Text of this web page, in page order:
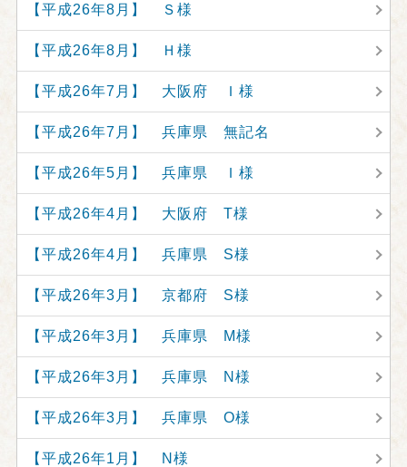
【平成26年8月】 Ｓ様
【平成26年8月】 Ｈ様
【平成26年7月】 大阪府 Ｉ様
【平成26年7月】 兵庫県 無記名
【平成26年5月】 兵庫県 Ｉ様
【平成26年4月】 大阪府 T様
【平成26年4月】 兵庫県 S様
【平成26年3月】 京都府 S様
【平成26年3月】 兵庫県 M様
【平成26年3月】 兵庫県 N様
【平成26年3月】 兵庫県 O様
【平成26年1月】 N様